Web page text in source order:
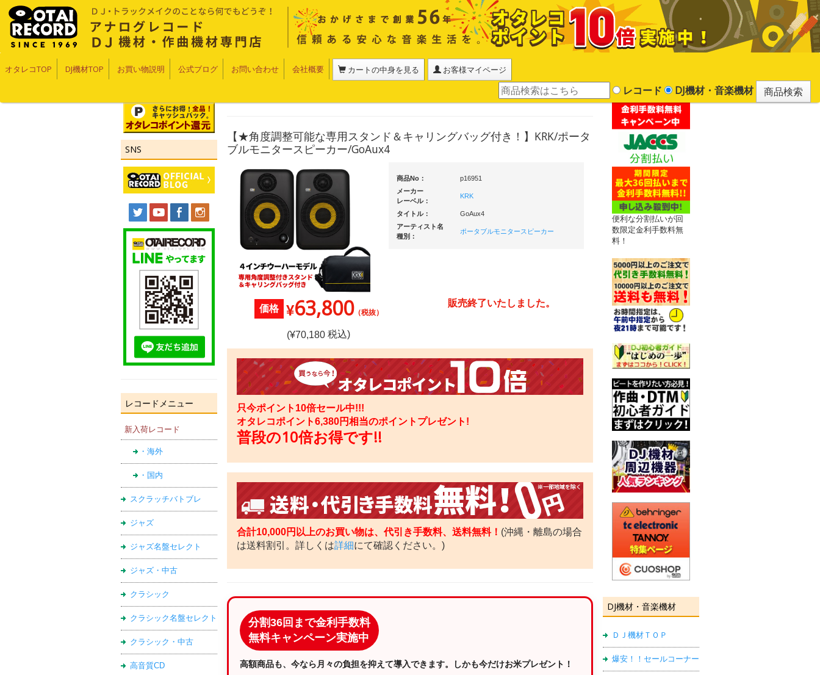
オタレコTOP DJ機材TOP お買い物説明 公式ブログ お問い合わせ 会社概要 カートの中身を見る お客様マイページ
レコード DJ機材・音楽機材
SNS
レコードメニュー
新入荷レコード
・海外
・国内
スクラッチバトブレ
ジャズ
ジャズ名盤セレクト
ジャズ・中古
クラシック
クラシック名盤セレクト
クラシック・中古
高音質CD
便利な分割払いが回
数限定金利手数料無
料！
DJ機材・音楽機材
ＤＪ機材ＴＯＰ
爆安！！セールコーナー
【★角度調整可能な専用スタンド＆キャリングバッグ付き！】KRK/ポータ
ブルモニタースピーカー/GoAux4
商品No：
p16951
メーカー
レーベル：
KRK
タイトル：
GoAux4
アーティスト名
種別：
ポータブルモニタースピーカー
価格 ¥63,800（税抜）
(¥70,180 税込)
販売終了いたしました。
只今ポイント10倍セール中!!!
オタレコポイント6,380円相当のポイントプレゼント!
普段の10倍お得です!!
合計10,000円以上のお買い物は、代引き手数料、送料無料！ (沖縄・離島の場合
は送料割引。詳しくは詳細にて確認ください。)
分割36回まで金利手数料
無料キャンペーン実施中
高額商品も、今なら月々の負担を抑えて導入できます。しかも今だけお米プレゼント！